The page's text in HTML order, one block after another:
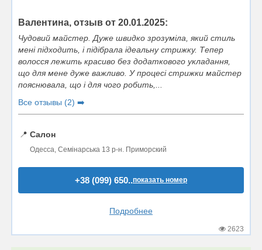
Валентина, отзыв от 20.01.2025:
Чудовий майстер. Дуже швидко зрозуміла, який стиль
мені підходить, і підібрала ідеальну стрижку. Тепер
волосся лежить красиво без додаткового укладання,
що для мене дуже важливо. У процесі стрижки майстер
пояснювала, що і для чого робить,...
Все отзывы (2) ➡️
📍 Салон
Одесса, Семінарська 13 р-н. Приморский
+38 (099) 650..показать номер
Подробнее
2623